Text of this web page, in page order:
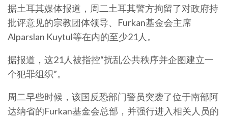
据土耳其媒体报道，周二土耳其警方拘留了对政府持
批评意见的宗教团体领导、Furkan基金会主席
Alparslan Kuytul等在内的至少21人。
据报道，这21人被指控“扰乱公共秩序并企图建立一
个犯罪组织”。
周二早些时候，该国反恐部门警员突袭了位于南部阿
达纳省的Furkan基金会总部，并强行进入相关人员的